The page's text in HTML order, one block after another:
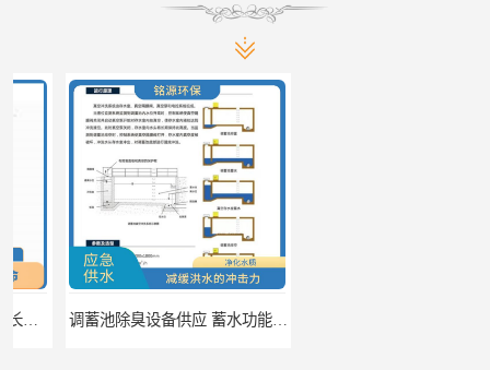
调蓄池除臭设备供应 蓄水功能 暂时储存大量雨水